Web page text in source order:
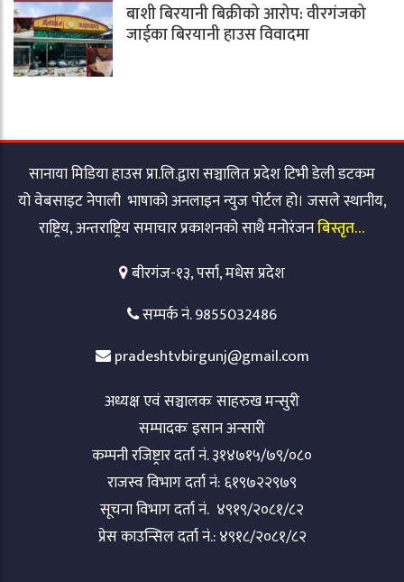
बाशी बिरयानी बिक्रीको आरोप: वीरगंजको
जाईका बिरयानी हाउस विवादमा
सानाया मिडिया हाउस प्रा.लि.द्वारा सञ्चालित प्रदेश टिभी डेली डटकम
यो वेबसाइट नेपाली भाषाको अनलाइन न्युज पोर्टल हो। जसले स्थानीय,
राष्ट्रिय, अन्तराष्ट्रिय समाचार प्रकाशनको साथै मनोरंजनबिस्तृत…
बीरगंज-१३, पर्सा, मधेस प्रदेश
सम्पर्क नं. 9855032486
pradeshtvbirgunj@gmail.com
अध्यक्ष एवं सञ्चालकः साहरुख मन्सुरी
सम्पादकः इसान अन्सारी
कम्पनी रजिष्ट्रार दर्ता नं. ३१४७१५/७९/०८०
राजस्व विभाग दर्ता नं: ६१९७२२९७९
सूचना विभाग दर्ता नं. ४९१९/२०८१/८२
प्रेस काउन्सिल दर्ता नं.: ४९१८/२०८१/८२